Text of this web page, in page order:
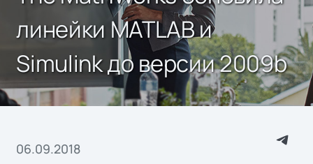
линейки MATLAB и
Simulink до версии 2009b
06.09.2018